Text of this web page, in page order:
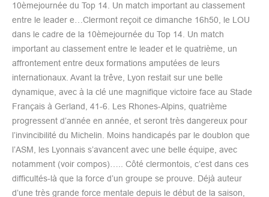
10èmejournée du Top 14. Un match important au classement
entre le leader e…Clermont reçoit ce dimanche 16h50, le LOU
dans le cadre de la 10èmejournée du Top 14. Un match
important au classement entre le leader et le quatrième, un
affrontement entre deux formations amputées de leurs
internationaux. Avant la trêve, Lyon restait sur une belle
dynamique, avec à la clé une magnifique victoire face au Stade
Français à Gerland, 41-6. Les Rhones-Alpins, quatrième
progressent d’année en année, et seront très dangereux pour
l’invincibilité du Michelin. Moins handicapés par le doublon que
l’ASM, les Lyonnais s’avancent avec une belle équipe, avec
notamment (voir compos)….. Côté clermontois, c’est dans ces
difficultés-là que la force d’un groupe se prouve. Déjà auteur
d’une très grande force mentale depuis le début de la saison,